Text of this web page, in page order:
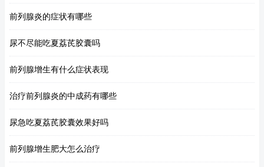
前列腺炎的症状有哪些
尿不尽能吃夏荔芪胶囊吗
前列腺增生有什么症状表现
治疗前列腺炎的中成药有哪些
尿急吃夏荔芪胶囊效果好吗
前列腺增生肥大怎么治疗